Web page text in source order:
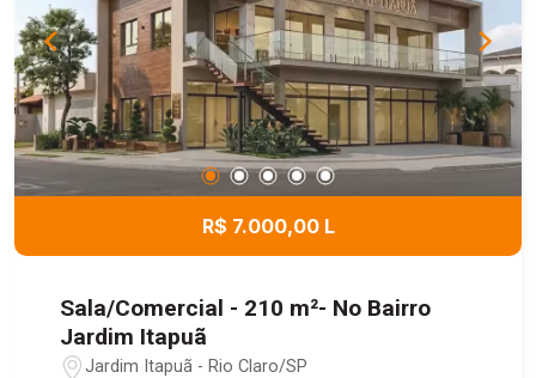
R$ 7.000,00 L
Sala/Comercial - 210 m²- No Bairro
Jardim Itapuã
Jardim Itapuã - Rio Claro/SP